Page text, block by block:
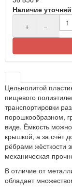
Наличие
+
−
Цельнолитой
пищевого
транспортировки
порошкообразном,
виде. Ёмкость
крышкой, а за счёт
рёбрами жёсткости
механическая
В отличие от
обладает